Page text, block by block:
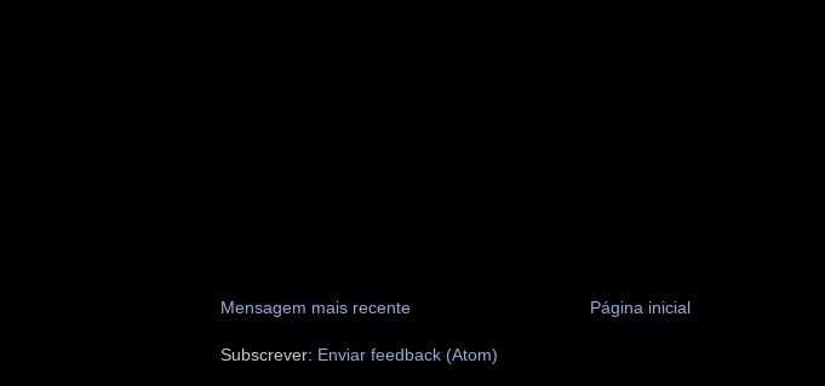
Mensagem mais recente Página inicial
Subscrever: Enviar feedback (Atom)